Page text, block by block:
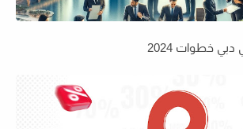
خطوات 2024